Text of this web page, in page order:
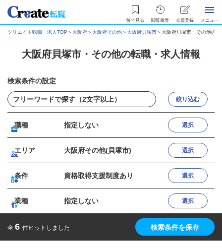
後で見る 閲覧履歴 会員登録 メニュー
クリエイト転職・求人TOP ＞大阪府＞大阪府その他＞大阪府貝塚市＞大阪府貝塚市・その他の
大阪府貝塚市・その他の転職・求人情報
検索条件の設定
絞り込む
職種 指定しない 選択
エリア 大阪府その他(貝塚市) 選択
条件 資格取得支援制度あり 選択
業種 指定しない 選択
全 6 件ヒットしました 検索条件を保存